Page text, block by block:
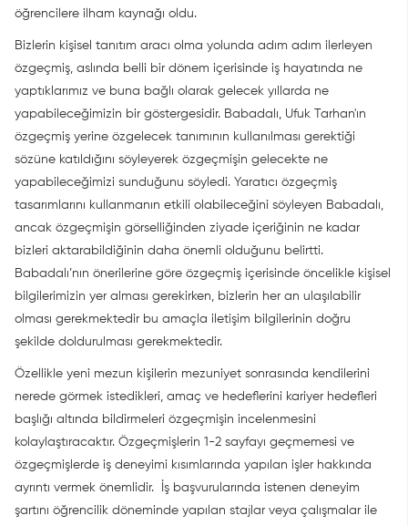
öğrencilere ilham kaynağı oldu.
Bizlerin kişisel tanıtım aracı olma yolunda adım adım ilerleyen
özgeçmiş, aslında belli bir dönem içerisinde iş hayatında ne
yaptıklarımız ve buna bağlı olarak gelecek yıllarda ne
yapabileceğimizin bir göstergesidir. Babadalı, Ufuk Tarhan'ın
özgeçmiş yerine özgelecek tanımının kullanılması gerektiği
sözüne katıldığını söyleyerek özgeçmişin gelecekte ne
yapabileceğimizi sunduğunu söyledi. Yaratıcı özgeçmiş
tasarımlarını kullanmanın etkili olabileceğini söyleyen Babadalı,
ancak özgeçmişin görselliğinden ziyade içeriğinin ne kadar
bizleri aktarabildiğinin daha önemli olduğunu belirtti.
Babadalı’nın önerilerine göre özgeçmiş içerisinde öncelikle kişisel
bilgilerimizin yer alması gerekirken, bizlerin her an ulaşılabilir
olması gerekmektedir bu amaçla iletişim bilgilerinin doğru
şekilde doldurulması gerekmektedir.
Özellikle yeni mezun kişilerin mezuniyet sonrasında kendilerini
nerede görmek istedikleri, amaç ve hedeflerini kariyer hedefleri
başlığı altında bildirmeleri özgeçmişin incelenmesini
kolaylaştıracaktır. Özgeçmişlerin 1-2 sayfayı geçmemesi ve
özgeçmişlerde iş deneyimi kısımlarında yapılan işler hakkında
ayrıntı vermek önemlidir. İş başvurularında istenen deneyim
şartını öğrencilik döneminde yapılan stajlar veya çalışmalar ile